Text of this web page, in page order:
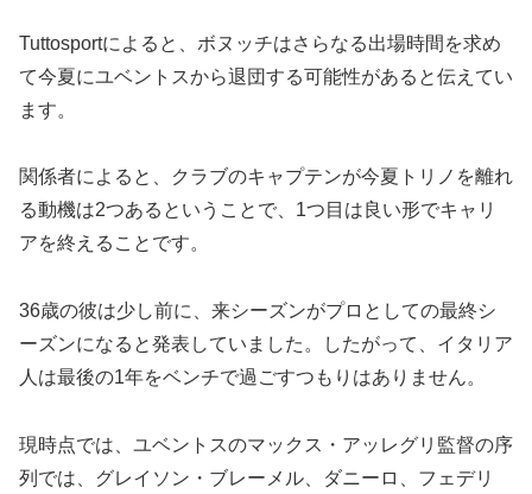
Tuttosportによると、ボヌッチはさらなる出場時間を求め
て今夏にユベントスから退団する可能性があると伝えてい
ます。
関係者によると、クラブのキャプテンが今夏トリノを離れ
る動機は2つあるということで、1つ目は良い形でキャリ
アを終えることです。
36歳の彼は少し前に、来シーズンがプロとしての最終シ
ーズンになると発表していました。したがって、イタリア
人は最後の1年をベンチで過ごすつもりはありません。
現時点では、ユベントスのマックス・アッレグリ監督の序
列では、グレイソン・ブレーメル、ダニーロ、フェデリ